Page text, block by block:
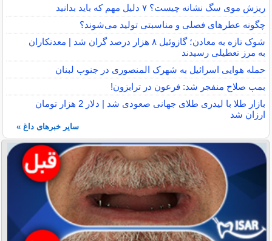
ریزش موی سگ نشانه چیست؟ ۷ دلیل مهم که باید بدانید
چگونه عطرهای فصلی و مناسبتی تولید می‌شوند؟
شوک تازه به معادن؛ گازوئیل ۸ هزار درصد گران شد | معدنکاران
به مرز تعطیلی رسیدند
حمله هوایی اسرائیل به شهرک المنصوری در جنوب لبنان
بمب صلاح منفجر شد: فرعون در ترابزون!
بازار طلا با لیدری طلای جهانی صعودی شد | دلار 2 هزار تومان
ارزان شد
سایر خبرهای داغ »